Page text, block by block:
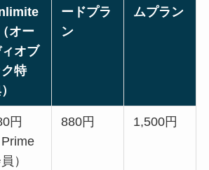
オー
オブ
ク特
ードプラ
ン
ムプラン
円
Prime
）
880円 1,500円